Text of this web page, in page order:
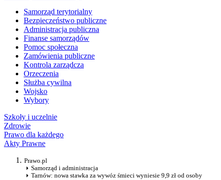
Samorząd terytorialny
Bezpieczeństwo publiczne
Administracja publiczna
Finanse samorządów
Pomoc społeczna
Zamówienia publiczne
Kontrola zarządcza
Orzeczenia
Służba cywilna
Wojsko
Wybory
Szkoły i uczelnie
Zdrowie
Prawo dla każdego
Akty Prawne
Prawo.pl
Samorząd i administracja
Tarnów: nowa stawka za wywóz śmieci wyniesie 9,9 zł od osoby